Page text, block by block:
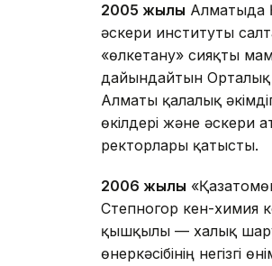
2005 жылы Алматыда
әскери институты
«өлкетану» сияқты
дайындайтын Орталық
Алматы қалалық
өкілдері және
ректорлары қатысты.
2006 жылы
Степногор кен-химия
қышқылы — халық
өнеркәсібінің негізгі